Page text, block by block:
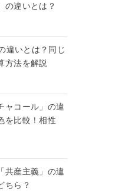
の違いとは？
違いとは？同じ
方法を解説
ャコール」の違
を比較！相性
共産主義」の違
ちら？